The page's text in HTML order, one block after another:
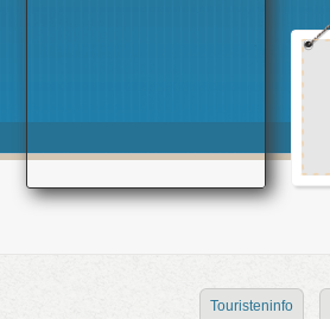
Touristeninfo